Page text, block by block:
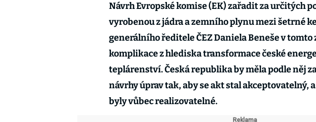
Návrh Evropské komise (EK) zařadit za určitých
vyrobenou z jádra a zemního plynu mezi šetrné
generálního ředitele ČEZ Daniela Beneše v
komplikace z hlediska transformace české
teplárenství. Česká republika by měla podle něj
návrhy úprav tak, aby se akt stal akceptovatelný,
byly vůbec realizovatelné.